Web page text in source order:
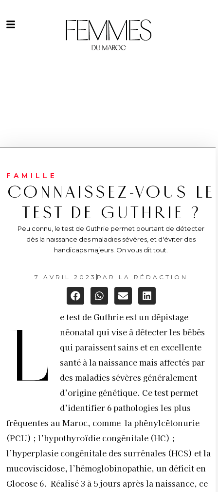
FAMILLE
CONNAISSEZ-VOUS LE
TEST DE GUTHRIE ?
Peu connu, le test de Guthrie permet pourtant de détecter
dès la naissance des maladies sévères, et d'éviter des
handicaps majeurs. On vous dit tout.
7 AVRIL 2023 PAR LA RÉDACTION
L
e test de Guthrie est un dépistage
néonatal qui vise à détecter les bébés
qui paraissent sains et en excellente
santé à la naissance mais affectés par
des maladies sévères généralement
d’origine génétique. Ce test permet
d’identifier 6 pathologies les plus
fréquentes au Maroc, comme la phénylcétonurie
(PCU) ; l’hypothyroïdie congénitale (HC) ;
l’hyperplasie congénitale des surrénales (HCS) et la
mucoviscidose, l’hémoglobinopathie, un déficit en
Glocose 6. Réalisé 3 à 5 jours après la naissance, ce